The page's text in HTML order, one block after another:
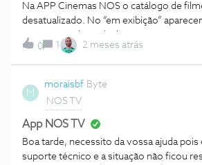
Na APP Cinemas NOS o catálogo de
desatualizado. No “em exibição”
estão em exibição há bastante tempo e
estreias” aparecem filmes que já estão a
cartaz. Conseguem atualizar?
0 1 2 meses atrás
M
moraisbf Byte
NOS TV
App NOS TV
Boa tarde, necessito da vossa ajuda
suporte técnico e a situação não ficou